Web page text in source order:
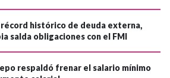
histórico de deuda externa,
salda obligaciones con el FMI
respaldó frenar el salario mínimo